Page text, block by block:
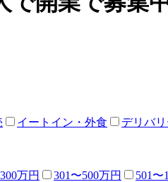
イートイン・外食 デリバ
万円 301〜500万円 501〜